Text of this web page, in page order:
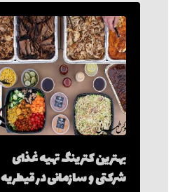
بهترین کترینگ تهیه غذای
شرکتی و سازمانی در قیطریه